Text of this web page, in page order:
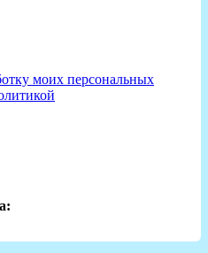
моих персональных